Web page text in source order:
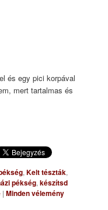
és egy pici korpával
mert tartalmas és
,Kelt tészták,
pékség,készítsd
|Minden vélemény